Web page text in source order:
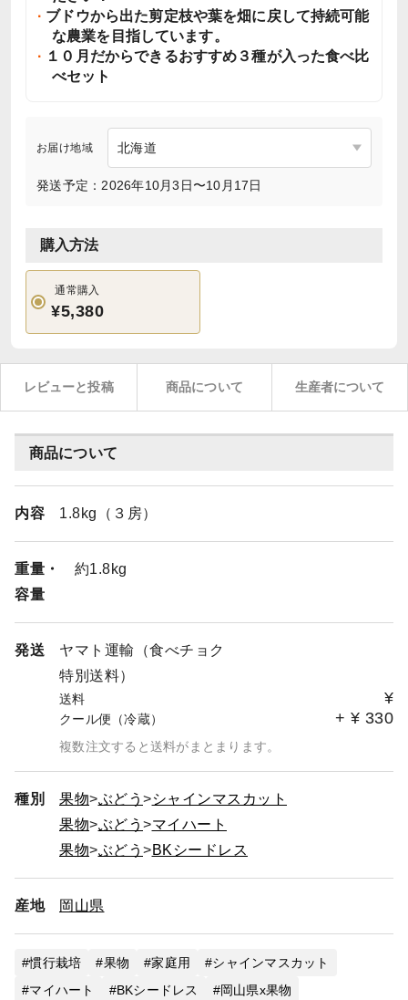
ブドウから出た剪定枝や葉を畑に戻して持続可能
な農業を目指しています。
１０月だからできるおすすめ３種が入った食べ比
べセット
お届け地域
発送予定：2026年10月3日〜10月17日
購入方法
通常購入
¥5,380
レビューと投稿 商品について 生産者について
商品について
内容 1.8kg（３房）
重量・
容量
約1.8kg
発送
ヤマト運輸（食べチョク
特別送料）
送料 ¥
クール便（冷蔵） + ¥ 330
複数注文すると送料がまとまります。
種別 果物 ぶどう
シャインマスカット
果物
ぶどう
マイハート
果物
ぶどう BKシードレス
産地 岡山県
慣行栽培 果物 家庭用
シャインマスカット
マイハート
BKシードレス 岡山県x果物